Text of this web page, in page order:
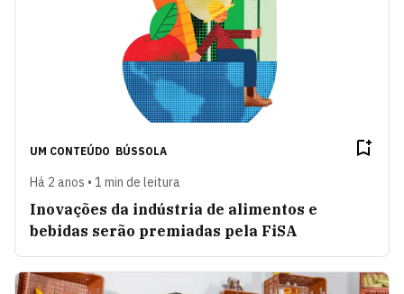
UM CONTEÚDO BÚSSOLA
Há 2 anos • 1 min de leitura
Inovações da indústria de alimentos e
bebidas serão premiadas pela FiSA